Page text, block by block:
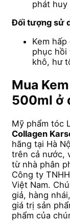
phát
Đối tượng sử
Kem
phục hồi
khô, hư
Mua
500ml ở
Mỹ phẩm tóc
Collagen
hãng tại Hà
trên cả nước,
từ nhà phân
Công ty
Việt Nam.
giả, hàng
giá trị sản
phẩm của